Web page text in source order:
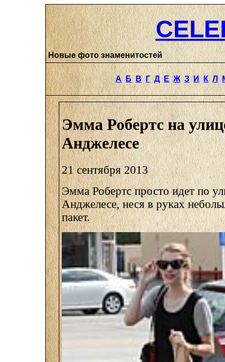
Новые фото знаменитостей
А Б В Г Д Е Ж З И К Л
Эмма Робертс на
Анджелесе
21 сентября 2013
Эмма Робертс просто идет по
Анджелесе, неся в руках
пакет.